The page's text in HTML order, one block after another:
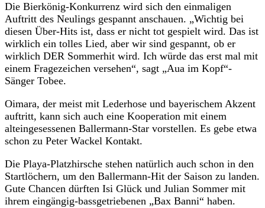
Die Bierkönig-Konkurrenz wird sich den einmaligen
Auftritt des Neulings gespannt anschauen. „Wichtig bei
diesen Über-Hits ist, dass er nicht tot gespielt wird. Das ist
wirklich ein tolles Lied, aber wir sind gespannt, ob er
wirklich DER Sommerhit wird. Ich würde das erst mal mit
einem Fragezeichen versehen“, sagt „Aua im Kopf“-
Sänger Tobee.
Oimara, der meist mit Lederhose und bayerischem Akzent
auftritt, kann sich auch eine Kooperation mit einem
alteingesessenen Ballermann-Star vorstellen. Es gebe etwa
schon zu Peter Wackel Kontakt.
Die Playa-Platzhirsche stehen natürlich auch schon in den
Startlöchern, um den Ballermann-Hit der Saison zu landen.
Gute Chancen dürften Isi Glück und Julian Sommer mit
ihrem eingängig-bassgetriebenen „Bax Banni“ haben.